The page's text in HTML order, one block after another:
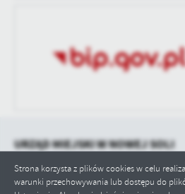
Strona korzysta z plików cookies w celu
warunki przechowywania lub dostępu do
URZĄD MIEJSKI W NOWEJ SOLI